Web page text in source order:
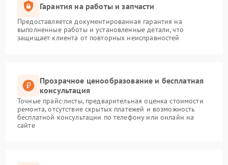
Гарантия на работы и запчасти
Предоставляется документированная гарантия на
выполненные работы и установленные детали, что
защищает клиента от повторных неисправностей
Прозрачное ценообразование и бесплатная
консультация
Точные прайс-листы, предварительная оценка стоимости
ремонта, отсутствие скрытых платежей и возможность
бесплатной консультации по телефону или онлайн на
сайте